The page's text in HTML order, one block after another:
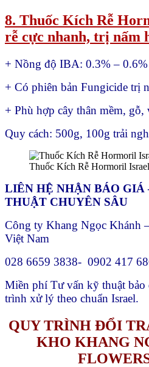
8. Thuốc Kích Rễ
rễ cực nhanh, trị nấm
+ Nồng độ IBA: 0.3% –
+ Có phiên bản Fungicide trị
+ Phù hợp cây thân mềm, gỗ,
Quy cách: 500g, 100g trải
Thuốc Kích Rễ Hormoril
LIÊN HỆ NHẬN BÁO GIÁ
THUẬT CHUYÊN SÂU
Công ty Khang Ngọc Khánh
Việt Nam
028 6659 3838- 0902 417
Miền phí Tư vấn kỹ thuật bảo
trình xử lý theo chuẩn Israel.
QUY TRÌNH ĐỔI
KHO KHANG